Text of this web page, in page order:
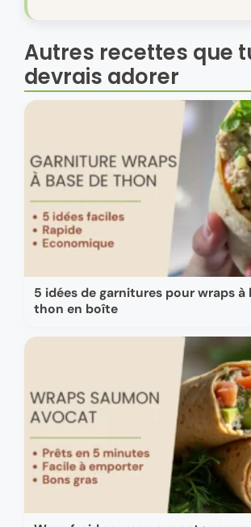
Autres recettes que
devrais adorer
5 idées de garnitures pour wraps à
thon en boîte